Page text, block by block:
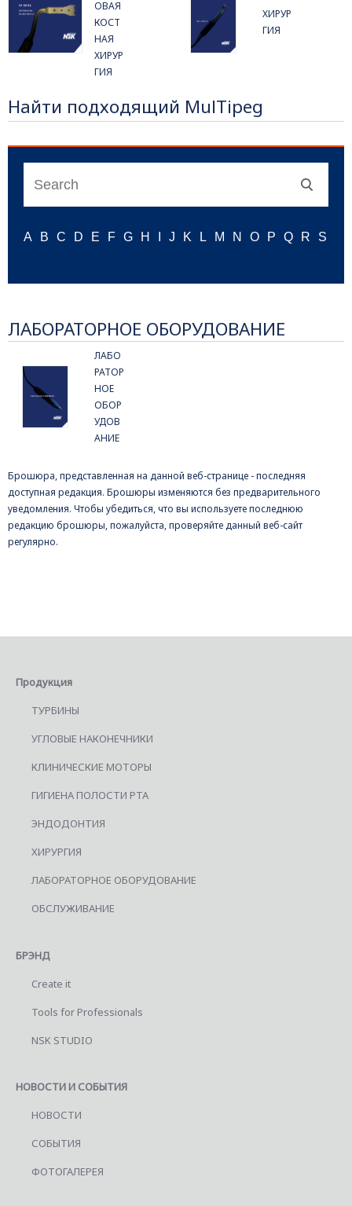
ОВАЯ
КОСТ
НАЯ
ХИРУР
ГИЯ
ХИРУР
ГИЯ
Найти подходящий MulTipeg
ЛАБОРАТОРНОЕ ОБОРУДОВАНИЕ
ЛАБО
РАТОР
НОЕ
ОБОР
УДОВ
АНИЕ
Брошюра, представленная на данной веб-странице - последняя
доступная редакция. Брошюры изменяются без предварительного
уведомления. Чтобы убедиться, что вы используете последнюю
редакцию брошюры, пожалуйста, проверяйте данный веб-сайт
регулярно.
Продукция
ТУРБИНЫ
УГЛОВЫЕ НАКОНЕЧНИКИ
КЛИНИЧЕСКИЕ МОТОРЫ
ГИГИЕНА ПОЛОСТИ РТА
ЭНДОДОНТИЯ
ХИРУРГИЯ
ЛАБОРАТОРНОЕ ОБОРУДОВАНИЕ
ОБСЛУЖИВАНИЕ
БРЭНД
Create it
Tools for Professionals
NSK STUDIO
НОВОСТИ И СОБЫТИЯ
НОВОСТИ
СОБЫТИЯ
ФОТОГАЛЕРЕЯ